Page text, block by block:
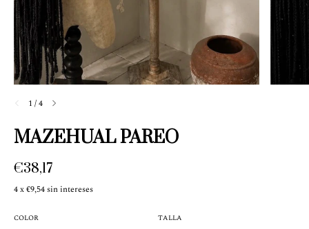
1 /4
MAZEHUAL PAREO
€38,17
4x€9,54sin intereses
COLOR TALLA